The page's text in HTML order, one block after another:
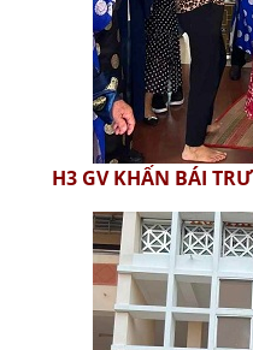
H3 GV KHẤN BÁI